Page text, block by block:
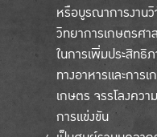
หรือบูรณาการงาน
วิทยาการเกษตรศ
ในการเพิ่มประสิท
ทางอาหารและกา
เกษตร จรรโลงคว
การแข่งขัน